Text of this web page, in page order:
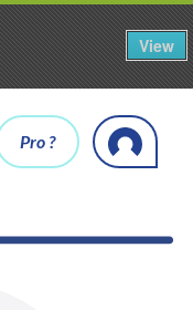
View
Pro ?